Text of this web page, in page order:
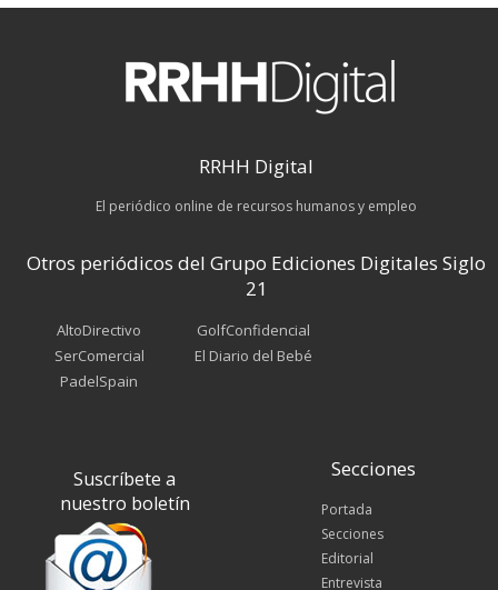
RRHH Digital
El periódico online de recursos humanos y empleo
Otros periódicos del Grupo Ediciones Digitales Siglo
21
AltoDirectivo
SerComercial
PadelSpain
GolfConfidencial
El Diario del Bebé
Suscríbete a
nuestro boletín
Secciones
Portada
Secciones
Editorial
Entrevista